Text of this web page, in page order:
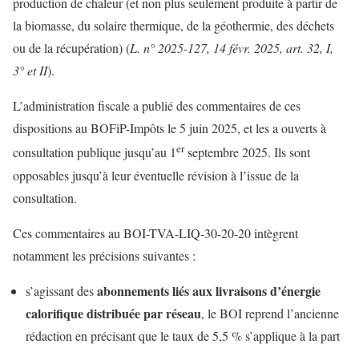
la biomasse, du solaire thermique, de la géothermie, des déchets
ou de la récupération) (L. n° 2025-127, 14 févr. 2025, art. 32, I,
3° et II).
L’administration fiscale a publié des commentaires de ces
dispositions au BOFiP-Impôts le 5 juin 2025, et les a ouverts à
consultation publique jusqu’au 1erseptembre 2025. Ils sont
opposables jusqu’à leur éventuelle révision à l’issue de la
consultation.
Ces commentaires au BOI-TVA-LIQ-30-20-20 intègrent
notamment les précisions suivantes :
s’agissant desabonnements liés aux livraisons d’énergie
calorifique distribuée par réseau, le BOI reprend l’ancienne
rédaction en précisant que le taux de 5,5 % s’applique à la part